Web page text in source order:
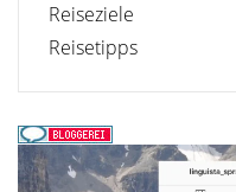
Reiseziele
Reisetipps